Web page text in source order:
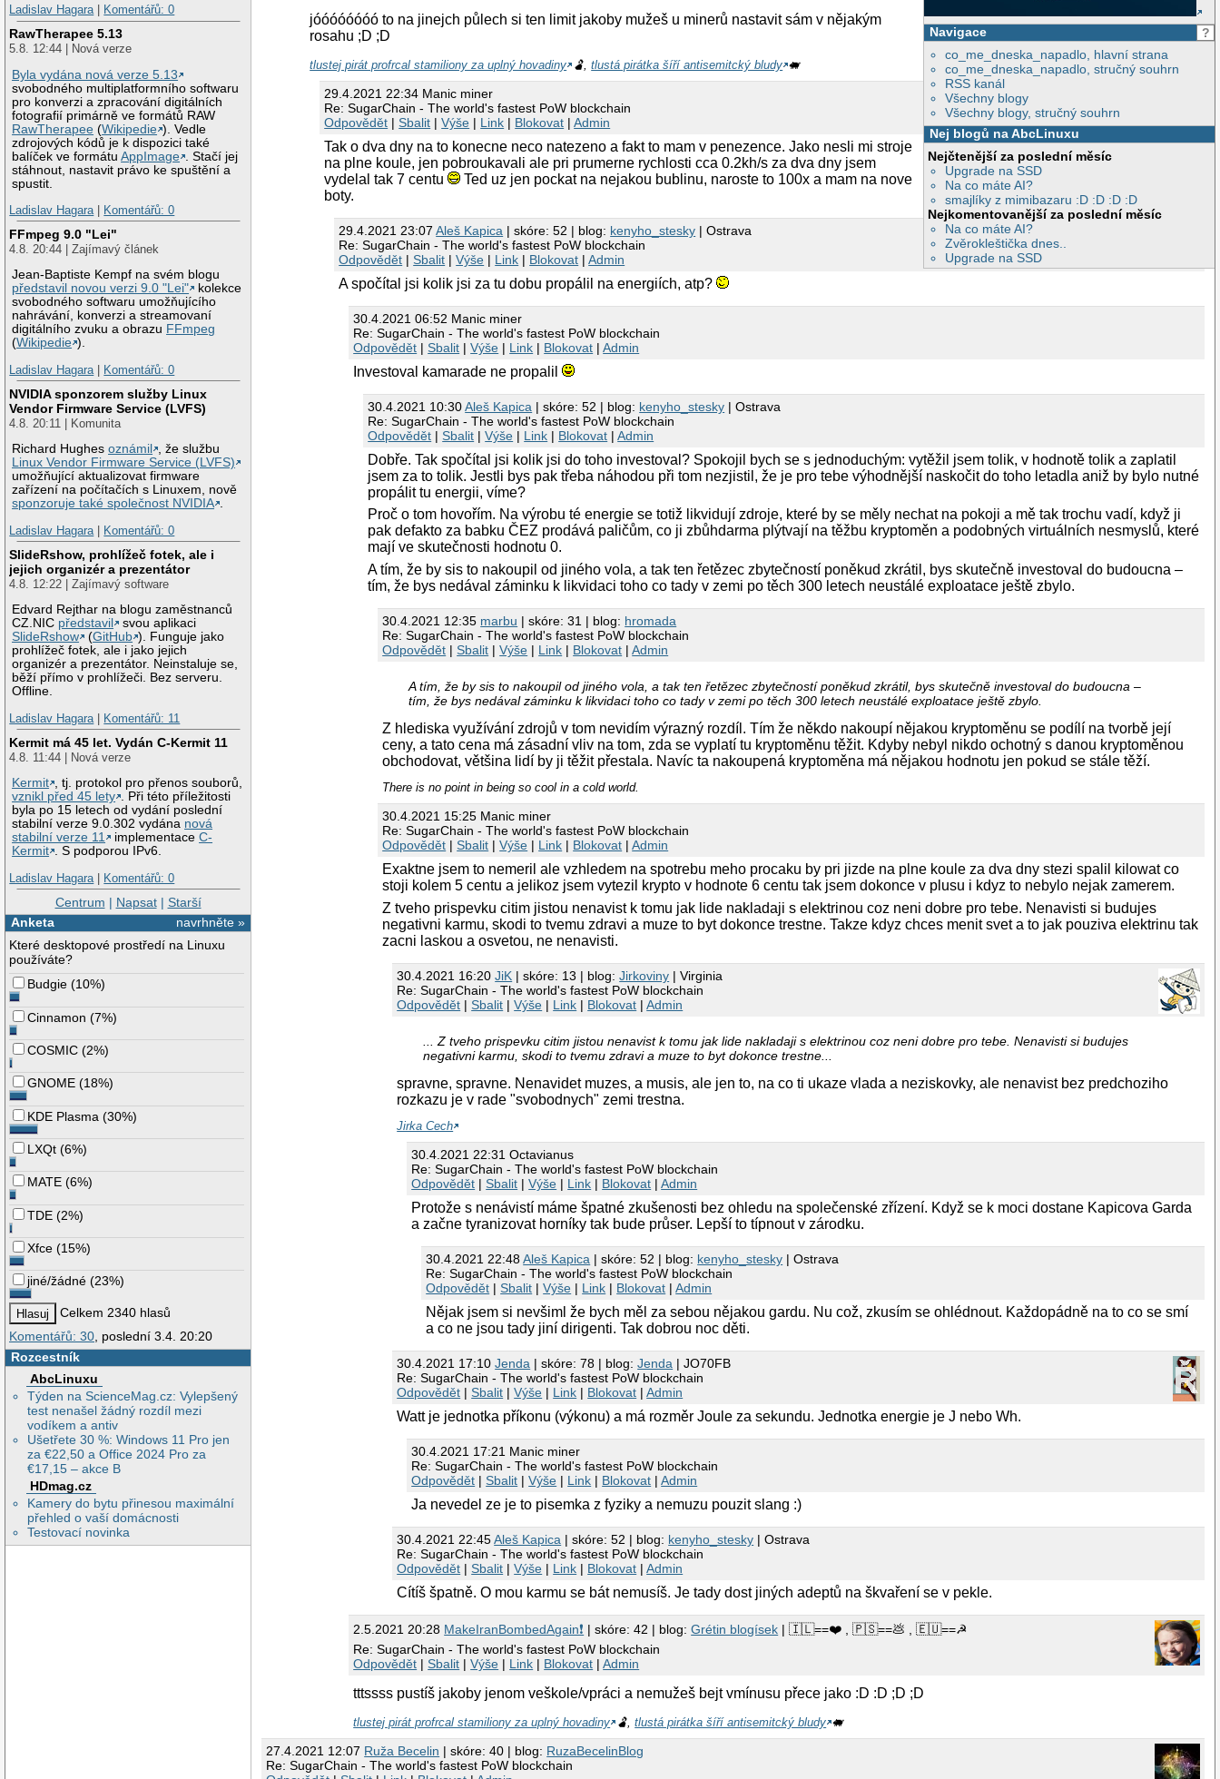
Ladislav Hagara| Komentářů: 0
RawTherapee 5.13
5.8. 12:44 | Nová verze
Byla vydána nová verze 5.13
svobodného multiplatformního softwaru
pro konverzi a zpracování digitálních
fotografií primárně ve formátů RAW
RawTherapee (Wikipedie ). Vedle
zdrojových kódů je k dispozici také
balíček ve formátuAppImage
. Stačí jej
stáhnout, nastavit právo ke spuštění a
spustit.
Ladislav Hagara| Komentářů: 0
FFmpeg 9.0 "Lei"
4.8. 20:44 | Zajímavý článek
Jean-Baptiste Kempf na svém blogu
představil novou verzi 9.0 "Lei"
kolekce
svobodného softwaru umožňujícího
nahrávání, konverzi a streamovaní
digitálního zvuku a obrazu FFmpeg
(Wikipedie ).
Ladislav Hagara| Komentářů: 0
NVIDIA sponzorem služby Linux
Vendor Firmware Service (LVFS)
4.8. 20:11 | Komunita
Richard Hughesoznámil
, že službu
Linux Vendor Firmware Service (LVFS)
umožňující aktualizovat firmware
zařízení na počítačích s Linuxem, nově
sponzoruje také společnost NVIDIA .
Ladislav Hagara| Komentářů: 0
SlideRshow, prohlížeč fotek, ale i
jejich organizér a prezentátor
4.8. 12:22 | Zajímavý software
Edvard Rejthar na blogu zaměstnanců
CZ.NIC představil
svou aplikaci
SlideRshow
(GitHub ). Funguje jako
prohlížeč fotek, ale i jako jejich
organizér a prezentátor. Neinstaluje se,
běží přímo v prohlížeči. Bez serveru.
Offline.
Ladislav Hagara| Komentářů: 11
Kermit má 45 let. Vydán C-Kermit 11
4.8. 11:44 | Nová verze
Kermit , tj. protokol pro přenos souborů,
vznikl před 45 lety . Při této příležitosti
byla po 15 letech od vydání poslední
stabilní verze 9.0.302 vydána nová
stabilní verze 11
implementaceC-
Kermit . S podporou IPv6.
Ladislav Hagara| Komentářů: 0
Centrum | Napsat| Starší
navrhněte »
Anketa
Které desktopové prostředí na Linuxu
používáte?
Budgie (10%)
Cinnamon (7%)
COSMIC (2%)
GNOME (18%)
KDE Plasma (30%)
LXQt (6%)
MATE (6%)
TDE (2%)
Xfce (15%)
jiné/žádné (23%)
Celkem 2340 hlasů
Komentářů: 30 , poslední 3.4. 20:20
Rozcestník
AbcLinuxu
Týden na ScienceMag.cz: Vylepšený
test nenašel žádný rozdíl mezi
vodíkem a antiv
Ušetřete 30 %: Windows 11 Pro jen
za €22,50 a Office 2024 Pro za
€17,15 – akce B
HDmag.cz
Kamery do bytu přinesou maximální
přehled o vaší domácnosti
Testovací novinka
?
Navigace
co_me_dneska_napadlo, hlavní strana
co_me_dneska_napadlo, stručný souhrn
RSS kanál
Všechny blogy
Všechny blogy, stručný souhrn
Nej blogů na AbcLinuxu
Nejčtenější za poslední měsíc
Upgrade na SSD
Na co máte AI?
smajlíky z mimibazaru :D :D :D :D
Nejkomentovanější za poslední měsíc
Na co máte AI?
Zvěrokleštička dnes..
Upgrade na SSD
jóóóóóóóó to na jinejch půlech si ten limit jakoby mužeš u minerů nastavit sám v nějakým
rosahu ;D ;D
tlustej pirát profrcal stamiliony za uplný hovadiny 🫃,tlustá pirátka šíří antisemitcký bludy 🐖
29.4.2021 22:34 Manic miner
Re: SugarChain - The world's fastest PoW blockchain
Odpovědět |Sbalit |Výše | Link | Blokovat |Admin
Tak o dva dny na to konecne neco natezeno a fakt to mam v penezence. Jako nesli mi stroje
na plne koule, jen pobroukavali ale pri prumerne rychlosti cca 0.2kh/s za dva dny jsem
vydelal tak 7 centu
Ted uz jen pockat na nejakou bublinu, naroste to 100x a mam na nove
boty.
29.4.2021 23:07Aleš Kapica | skóre: 52 | blog: kenyho_stesky | Ostrava
Re: SugarChain - The world's fastest PoW blockchain
Odpovědět |Sbalit |Výše | Link | Blokovat |Admin
A spočítal jsi kolik jsi za tu dobu propálil na energiích, atp?
30.4.2021 06:52 Manic miner
Re: SugarChain - The world's fastest PoW blockchain
Odpovědět |Sbalit |Výše | Link | Blokovat |Admin
Investoval kamarade ne propalil
30.4.2021 10:30Aleš Kapica | skóre: 52 | blog: kenyho_stesky | Ostrava
Re: SugarChain - The world's fastest PoW blockchain
Odpovědět |Sbalit |Výše | Link | Blokovat |Admin
Dobře. Tak spočítal jsi kolik jsi do toho investoval? Spokojil bych se s jednoduchým: vytěžil jsem tolik, v hodnotě tolik a zaplatil
jsem za to tolik. Jestli bys pak třeba náhodou při tom nezjistil, že je pro tebe výhodnější naskočit do toho letadla aniž by bylo nutné
propálit tu energii, víme?
Proč o tom hovořím. Na výrobu té energie se totiž likvidují zdroje, které by se měly nechat na pokoji a mě tak trochu vadí, když ji
pak defakto za babku ČEZ prodává paličům, co ji zbůhdarma plýtvají na těžbu kryptoměn a podobných virtuálních nesmyslů, které
mají ve skutečnosti hodnotu 0.
A tím, že by sis to nakoupil od jiného vola, a tak ten řetězec zbytečností poněkud zkrátil, bys skutečně investoval do budoucna –
tím, že bys nedával záminku k likvidaci toho co tady v zemi po těch 300 letech neustálé exploatace ještě zbylo.
30.4.2021 12:35 marbu | skóre: 31 | blog: hromada
Re: SugarChain - The world's fastest PoW blockchain
Odpovědět |Sbalit |Výše | Link | Blokovat |Admin
A tím, že by sis to nakoupil od jiného vola, a tak ten řetězec zbytečností poněkud zkrátil, bys skutečně investoval do budoucna –
tím, že bys nedával záminku k likvidaci toho co tady v zemi po těch 300 letech neustálé exploatace ještě zbylo.
Z hlediska využívání zdrojů v tom nevidím výrazný rozdíl. Tím že někdo nakoupí nějakou kryptoměnu se podílí na tvorbě její
ceny, a tato cena má zásadní vliv na tom, zda se vyplatí tu kryptoměnu těžit. Kdyby nebyl nikdo ochotný s danou kryptoměnou
obchodovat, většina lidí by ji těžit přestala. Navíc ta nakoupená kryptoměna má nějakou hodnotu jen pokud se stále těží.
There is no point in being so cool in a cold world.
30.4.2021 15:25 Manic miner
Re: SugarChain - The world's fastest PoW blockchain
Odpovědět |Sbalit |Výše | Link | Blokovat |Admin
Exaktne jsem to nemeril ale vzhledem na spotrebu meho procaku by pri jizde na plne koule za dva dny stezi spalil kilowat co
stoji kolem 5 centu a jelikoz jsem vytezil krypto v hodnote 6 centu tak jsem dokonce v plusu i kdyz to nebylo nejak zamerem.
Z tveho prispevku citim jistou nenavist k tomu jak lide nakladaji s elektrinou coz neni dobre pro tebe. Nenavisti si budujes
negativni karmu, skodi to tvemu zdravi a muze to byt dokonce trestne. Takze kdyz chces menit svet a to jak pouziva elektrinu tak
zacni laskou a osvetou, ne nenavisti.
30.4.2021 16:20JiK | skóre: 13 | blog:Jirkoviny | Virginia
Re: SugarChain - The world's fastest PoW blockchain
Odpovědět |Sbalit |Výše | Link | Blokovat |Admin
... Z tveho prispevku citim jistou nenavist k tomu jak lide nakladaji s elektrinou coz neni dobre pro tebe. Nenavisti si budujes
negativni karmu, skodi to tvemu zdravi a muze to byt dokonce trestne...
spravne, spravne. Nenavidet muzes, a musis, ale jen to, na co ti ukaze vlada a neziskovky, ale nenavist bez predchoziho
rozkazu je v rade "svobodnych" zemi trestna.
Jirka Cech
30.4.2021 22:31 Octavianus
Re: SugarChain - The world's fastest PoW blockchain
Odpovědět |Sbalit |Výše | Link | Blokovat |Admin
Protože s nenávistí máme špatné zkušenosti bez ohledu na společenské zřízení. Když se k moci dostane Kapicova Garda
a začne tyranizovat horníky tak bude průser. Lepší to típnout v zárodku.
30.4.2021 22:48Aleš Kapica | skóre: 52 | blog: kenyho_stesky | Ostrava
Re: SugarChain - The world's fastest PoW blockchain
Odpovědět |Sbalit |Výše | Link | Blokovat |Admin
Nějak jsem si nevšiml že bych měl za sebou nějakou gardu. Nu což, zkusím se ohlédnout. Každopádně na to co se smí
a co ne jsou tady jiní dirigenti. Tak dobrou noc děti.
30.4.2021 17:10Jendа | skóre: 78 | blog:Jenda | JO70FB
Re: SugarChain - The world's fastest PoW blockchain
Odpovědět |Sbalit |Výše | Link | Blokovat |Admin
Watt je jednotka příkonu (výkonu) a má rozměr Joule za sekundu. Jednotka energie je J nebo Wh.
30.4.2021 17:21 Manic miner
Re: SugarChain - The world's fastest PoW blockchain
Odpovědět |Sbalit |Výše | Link | Blokovat |Admin
Ja nevedel ze je to pisemka z fyziky a nemuzu pouzit slang :)
30.4.2021 22:45Aleš Kapica | skóre: 52 | blog: kenyho_stesky | Ostrava
Re: SugarChain - The world's fastest PoW blockchain
Odpovědět |Sbalit |Výše | Link | Blokovat |Admin
Cítíš špatně. O mou karmu se bát nemusíš. Je tady dost jiných adeptů na škvaření se v pekle.
2.5.2021 20:28 MakeIranBombedAgain❗ | skóre: 42 | blog:Grétin blogísek | 🇮🇱==❤️ , 🇵🇸==💩 , 🇪🇺==☭
Re: SugarChain - The world's fastest PoW blockchain
Odpovědět |Sbalit |Výše | Link | Blokovat |Admin
tttssss pustíš jakoby jenom veškole/vpráci a nemužeš bejt vmínusu přece jako :D :D ;D ;D
tlustej pirát profrcal stamiliony za uplný hovadiny 🫃,tlustá pirátka šíří antisemitcký bludy 🐖
27.4.2021 12:07 Ruža Becelin | skóre: 40 | blog: RuzaBecelinBlog
Re: SugarChain - The world's fastest PoW blockchain